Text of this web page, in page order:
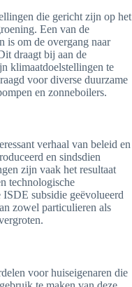
die gericht zijn op het
Een van de
is om de overgang naar
draagt bij aan de
klimaatdoelstellingen te
voor diverse duurzame
en zonneboilers.
verhaal van beleid en
en sindsdien
zijn vaak het resultaat
technologische
subsidie geëvolueerd
zowel particulieren als
voor huiseigenaren die